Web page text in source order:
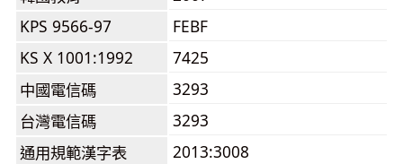
KPS 9566-97
FEBF
KS X 1001:1992
7425
中國電信碼
3293
台灣電信碼
3293
通用規範漢字表
2013:3008